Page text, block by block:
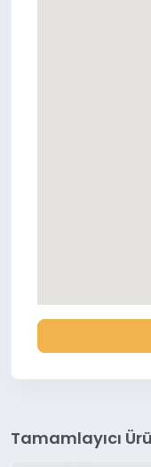
Tamamlayıcı